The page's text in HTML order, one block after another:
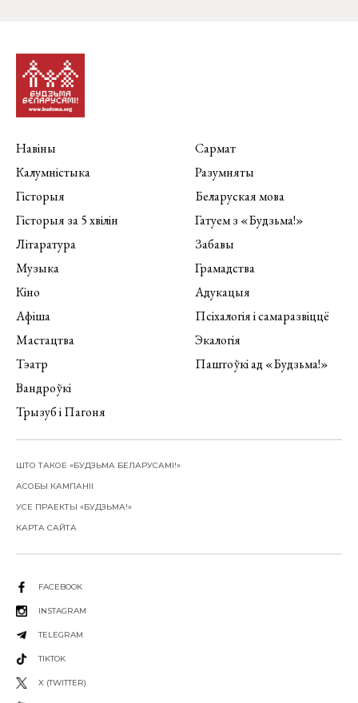
Навіны
Калумністыка
Гісторыя
Гісторыя за 5 хвілін
Літаратура
Музыка
Кіно
Афіша
Мастацтва
Тэатр
Вандроўкі
Трызуб і Пагоня
Сармат
Разумняты
Беларуская мова
Гатуем з «Будзьма!»
Забавы
Грамадства
Адукацыя
Псіхалогія і самаразвіццё
Экалогія
Паштоўкі ад «Будзьма!»
ШТО ТАКОЕ «БУДЗЬМА БЕЛАРУСАМІ!»
АСОБЫ КАМПАНІІ
УСЕ ПРАЕКТЫ «БУДЗЬМА!»
КАРТА САЙТА
FACEBOOK
INSTAGRAM
TELEGRAM
TIKTOK
X (TWITTER)